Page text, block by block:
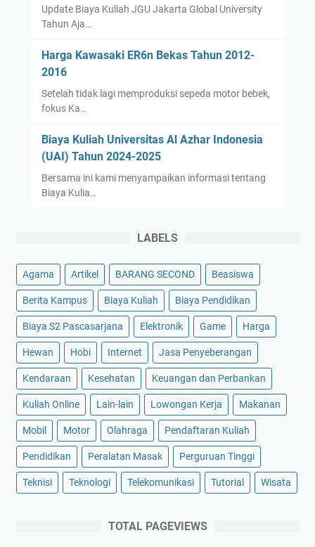
Update Biaya Kuliah JGU Jakarta Global University
Tahun Aja…
Harga Kawasaki ER6n Bekas Tahun 2012-
2016
Setelah tidak lagi memproduksi sepeda motor bebek,
fokus Ka…
Biaya Kuliah Universitas Al Azhar Indonesia
(UAI) Tahun 2024-2025
Bersama ini kami menyampaikan informasi tentang
Biaya Kulia…
LABELS
Agama Artikel BARANG SECOND Beasiswa
Berita Kampus Biaya Kuliah Biaya Pendidikan
Biaya S2 Pascasarjana Elektronik Game Harga
Hewan Hobi Internet Jasa Penyeberangan
Kendaraan Kesehatan Keuangan dan Perbankan
Kuliah Online Lain-lain Lowongan Kerja Makanan
Mobil Motor Olahraga Pendaftaran Kuliah
Pendidikan Peralatan Masak Perguruan Tinggi
Teknisi Teknologi Telekomunikasi Tutorial Wisata
TOTAL PAGEVIEWS